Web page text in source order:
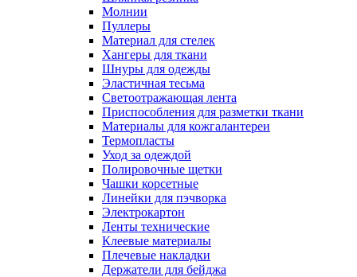
Молнии
Пуллеры
Материал для стелек
Хангеры для ткани
Шнуры для одежды
Эластичная тесьма
Светоотражающая лента
Приспособления для разметки ткани
Материалы для кожгалантереи
Термопласты
Уход за одеждой
Полировочные щетки
Чашки корсетные
Линейки для пэчворка
Электрокартон
Ленты технические
Клеевые материалы
Плечевые накладки
Держатели для бейджа